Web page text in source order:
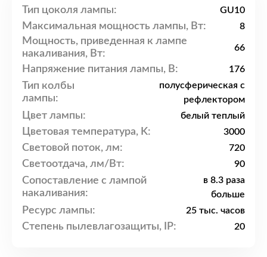
Тип цоколя лампы: GU10
Максимальная мощность лампы, Вт: 8
Мощность, приведенная к лампе
накаливания, Вт:
66
Напряжение питания лампы, В: 176
Тип колбы
лампы:
полусферическая с
рефлектором
Цвет лампы: белый теплый
Цветовая температура, K: 3000
Световой поток, лм: 720
Светоотдача, лм/Вт: 90
Сопоставление с лампой
накаливания:
в 8.3 раза
больше
Ресурс лампы: 25 тыс. часов
Степень пылевлагозащиты, IP: 20